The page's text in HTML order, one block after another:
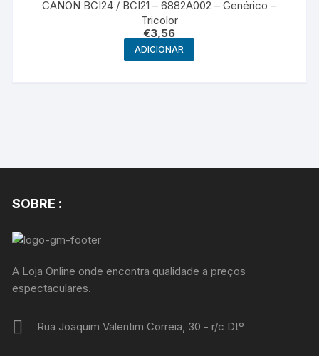
CANON BCI24 / BCI21 – 6882A002 – Genérico –
Tricolor
€3,56
ADICIONAR
SOBRE :
A Loja Online onde encontra qualidade a preços
espectaculares.
Rua Joaquim Valentim Correia, 30 - r/c Dtº